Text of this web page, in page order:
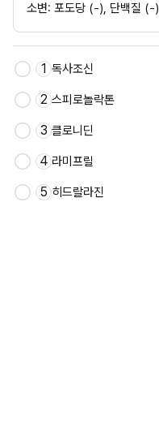
소변: 포도당 (-), 단백질 (-)
1 독사조신
2 스피로놀락톤
3 클로니딘
4 라미프릴
5 히드랄라진